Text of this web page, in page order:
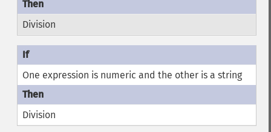
Division
One expression is numeric and the other is a string
Division